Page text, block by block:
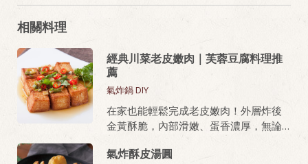
相關料理
經典川菜老皮嫩肉｜芙蓉豆腐料理推
薦
氣炸鍋 DIY
在家也能輕鬆完成老皮嫩肉！外層炸後
金黃酥脆，內部滑嫩、蛋香濃厚，無論
廳級美味。
氣炸酥皮湯圓